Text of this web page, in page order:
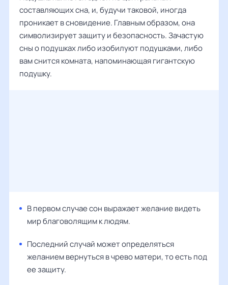
составляющих сна, и, будучи таковой, иногда
проникает в сновидение. Главным образом, она
символизирует защиту и безопасность. Зачастую
сны о подушках либо изобилуют подушками, либо
вам снится комната, напоминающая гигантскую
подушку.
В первом случае сон выражает желание видеть
мир благоволящим к людям.
Последний случай может определяться
желанием вернуться в чрево матери, то есть под
ее защиту.